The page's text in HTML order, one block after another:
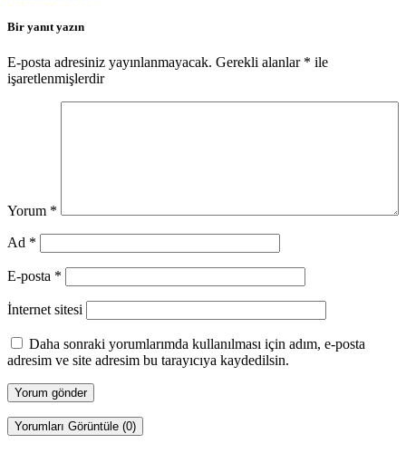
Bir yanıt yazın
E-posta adresiniz yayınlanmayacak. Gerekli alanlar * ile
işaretlenmişlerdir
Yorum *
Ad *
E-posta *
İnternet sitesi
Daha sonraki yorumlarımda kullanılması için adım, e-posta
adresim ve site adresim bu tarayıcıya kaydedilsin.
Yorumları Görüntüle (0)